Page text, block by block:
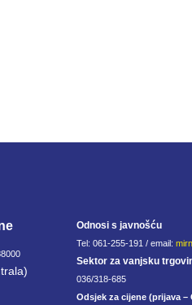
Odnosi s javnošću
Tel: 061-255-191 / email:
Sektor za vanjsku
036/318-685
Odsjek za cijene (prijava –